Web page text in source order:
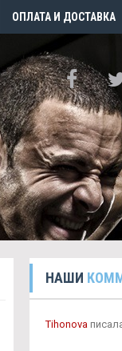
ОПЛАТА И ДОСТАВКА
НАШИ
Tihonova